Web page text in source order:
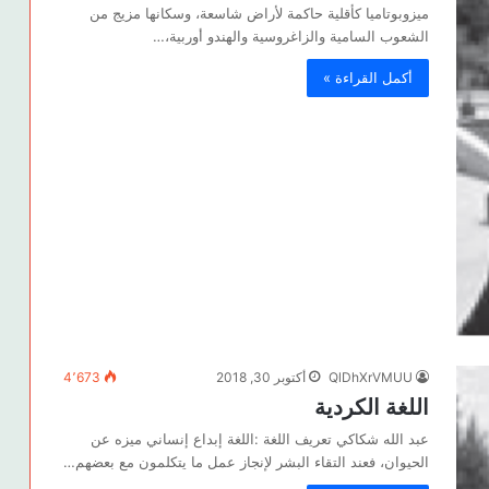
ميزوبوتاميا كأقلية حاكمة لأراض شاسعة، وسكانها مزيج من
الشعوب السامية والزاغروسية والهندو أوربية،…
أكمل القراءة »
QlDhXrVMUU أكتوبر 30, 2018 4٬673
اللغة الكردية
عبد الله شكاكي تعريف اللغة :اللغة إبداع إنساني ميزه عن
الحيوان، فعند التقاء البشر لإنجاز عمل ما يتكلمون مع بعضهم…